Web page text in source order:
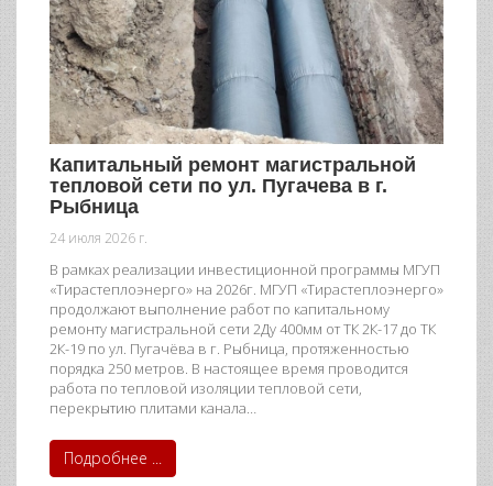
Капитальный ремонт магистральной
тепловой сети по ул. Пугачева в г.
Рыбница
24 июля 2026 г.
В рамках реализации инвестиционной программы МГУП
«Тирастеплоэнерго» на 2026г. МГУП «Тирастеплоэнерго»
продолжают выполнение работ по капитальному
ремонту магистральной сети 2Ду 400мм от ТК 2К-17 до ТК
2К-19 по ул. Пугачёва в г. Рыбница, протяженностью
порядка 250 метров. В настоящее время проводится
работа по тепловой изоляции тепловой сети,
перекрытию плитами канала…
Подробнее ...